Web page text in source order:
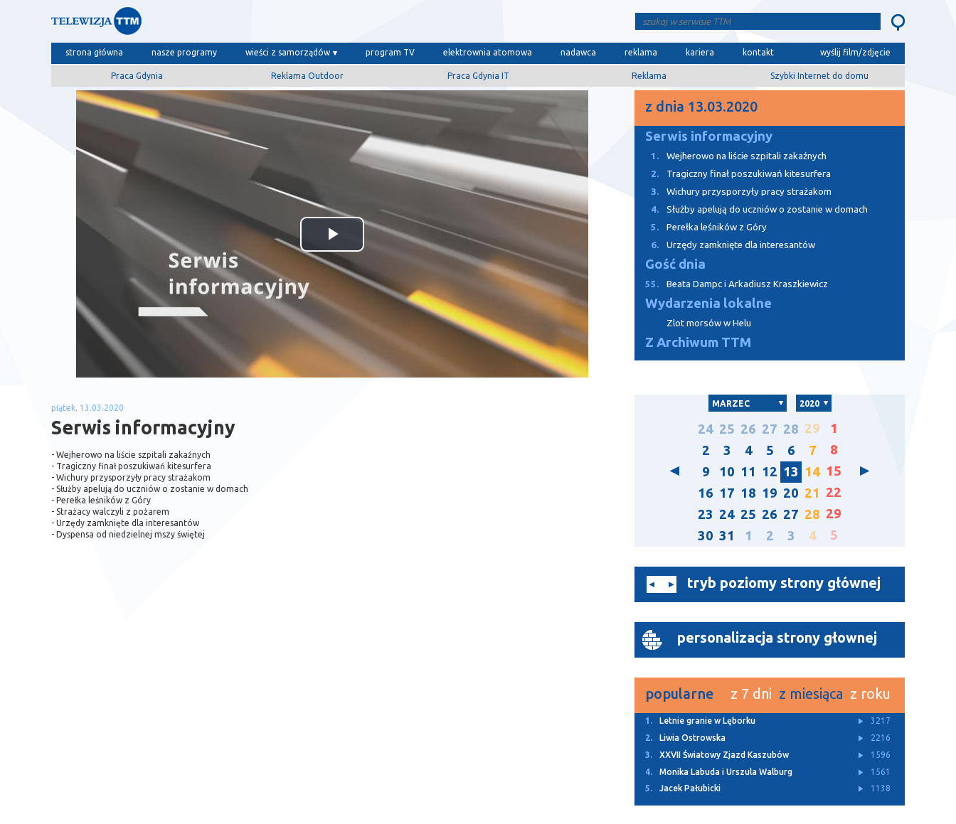
strona główna nasze programy wieści z samorządów program TV elektrownia atomowa nadawca reklama kariera kontakt wyślij film/zdjęcie
Praca Gdynia Reklama Outdoor Praca Gdynia IT Reklama Szybki Internet do domu
Odtwórz
wideo
piątek, 13.03.2020
Serwis informacyjny
- Wejherowo na liście szpitali zakaźnych
- Tragiczny finał poszukiwań kitesurfera
- Wichury przysporzyły pracy strażakom
- Służby apelują do uczniów o zostanie w domach
- Perełka leśników z Góry
- Strażacy walczyli z pożarem
- Urzędy zamknięte dla interesantów
- Dyspensa od niedzielnej mszy świętej
z dnia 13.03.2020
Serwis informacyjny
1.
Wejherowo na liście szpitali zakaźnych
2.
Tragiczny finał poszukiwań kitesurfera
3.
Wichury przysporzyły pracy strażakom
4.
Służby apelują do uczniów o zostanie w domach
5.
Perełka leśników z Góry
6.
Urzędy zamknięte dla interesantów
Gość dnia
55. Beata Dampc i Arkadiusz Kraszkiewicz
Wydarzenia lokalne
Zlot morsów w Helu
Z Archiwum TTM
MARZEC 2020
24 25 26 27 28 29
1
2
3 4 5 6 7
8
9
10 11 12 13 14 15
16 17 18 19 20 21 22
23 24 25 26 27 28 29
30 31 1 2 3 4 5
tryb poziomy strony głównej
personalizacja strony głownej
popularne z 7 dni z miesiąca z roku
1. Letnie granie w Lęborku
3217
2.
Liwia Ostrowska
2216
3.
XXVII Światowy Zjazd Kaszubów
1596
4.
Monika Labuda i Urszula Walburg
1561
5.
Jacek Pałubicki 1138